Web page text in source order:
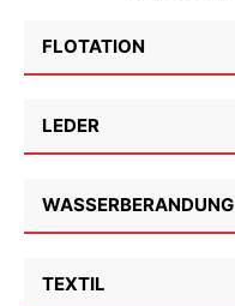
FLOTATION
LEDER
WASSERBERANDUNG
TEXTIL